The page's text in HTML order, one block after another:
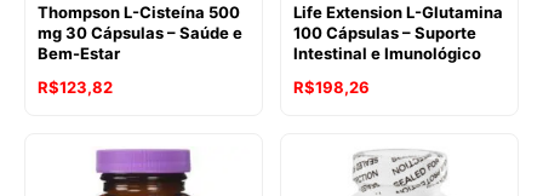
Thompson L-Cisteína 500
mg 30 Cápsulas – Saúde e
Bem-Estar
R$123,82
Life Extension L-Glutamina
100 Cápsulas – Suporte
Intestinal e Imunológico
R$198,26